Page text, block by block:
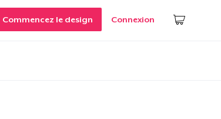
Commencez le design Connexion